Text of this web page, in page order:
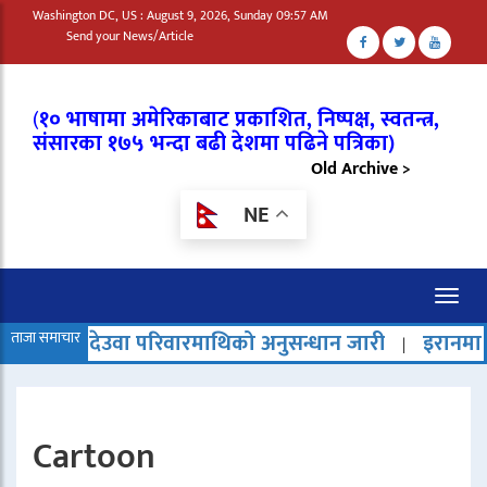
Washington DC, US : August 9, 2026, Sunday 09:57 AM
Send your News/Article
(१० भाषामा अमेरिकाबाट प्रकाशित, निष्पक्ष, स्वतन्त्र,
संसारका १७५ भन्दा बढी देशमा पढिने पत्रिका)
Old Archive >
NE
ताजा समाचार
परिवारमाथिको अनुसन्धान जारी | इरानमा मृत्युदण्ड
Cartoon